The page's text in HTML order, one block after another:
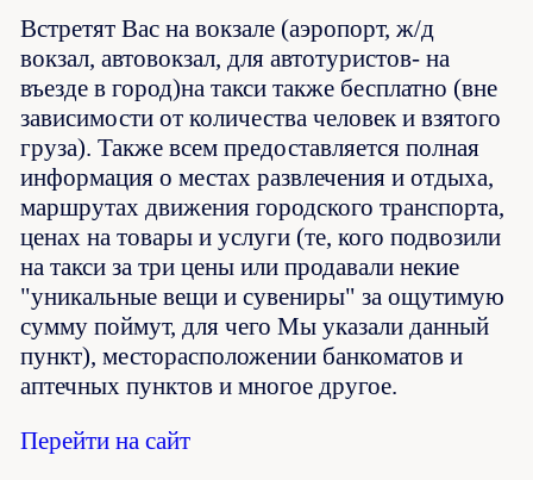
Встретят Вас на вокзале (аэропорт, ж/д
вокзал, автовокзал, для автотуристов- на
въезде в город)на такси также бесплатно (вне
зависимости от количества человек и взятого
груза). Также всем предоставляется полная
информация о местах развлечения и отдыха,
маршрутах движения городского транспорта,
ценах на товары и услуги (те, кого подвозили
на такси за три цены или продавали некие
"уникальные вещи и сувениры" за ощутимую
сумму поймут, для чего Мы указали данный
пункт), месторасположении банкоматов и
аптечных пунктов и многое другое.
Перейти на сайт